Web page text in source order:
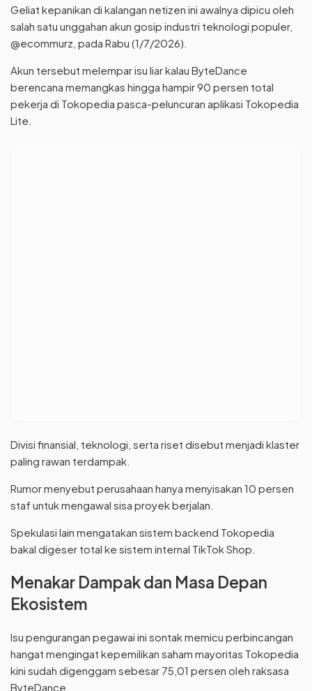
Geliat kepanikan di kalangan netizen ini awalnya dipicu oleh
salah satu unggahan akun gosip industri teknologi populer,
@ecommurz, pada Rabu (1/7/2026).
Akun tersebut melempar isu liar kalau ByteDance
berencana memangkas hingga hampir 90 persen total
pekerja di Tokopedia pasca-peluncuran aplikasi Tokopedia
Lite.
Divisi finansial, teknologi, serta riset disebut menjadi klaster
paling rawan terdampak.
Rumor menyebut perusahaan hanya menyisakan 10 persen
staf untuk mengawal sisa proyek berjalan.
Spekulasi lain mengatakan sistem backend Tokopedia
bakal digeser total ke sistem internal TikTok Shop.
Menakar Dampak dan Masa Depan
Ekosistem
Isu pengurangan pegawai ini sontak memicu perbincangan
hangat mengingat kepemilikan saham mayoritas Tokopedia
kini sudah digenggam sebesar 75,01 persen oleh raksasa
ByteDance.